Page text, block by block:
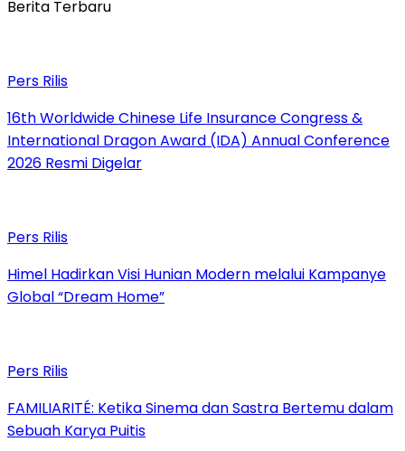
Berita Terbaru
Pers Rilis
16th Worldwide Chinese Life Insurance Congress &
International Dragon Award (IDA) Annual Conference
2026 Resmi Digelar
Pers Rilis
Himel Hadirkan Visi Hunian Modern melalui Kampanye
Global “Dream Home”
Pers Rilis
FAMILIARITÉ: Ketika Sinema dan Sastra Bertemu dalam
Sebuah Karya Puitis